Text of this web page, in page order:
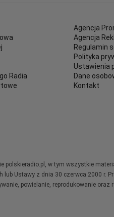
Radia
Agencja
Agencja
Regulamin
Polityka
Ustawienia
Dane
Kontakt
polskieradio.pl, w tym wszystkie
lub Ustawy z dnia 30 czerwca 2000 r.
powielanie, reprodukowanie